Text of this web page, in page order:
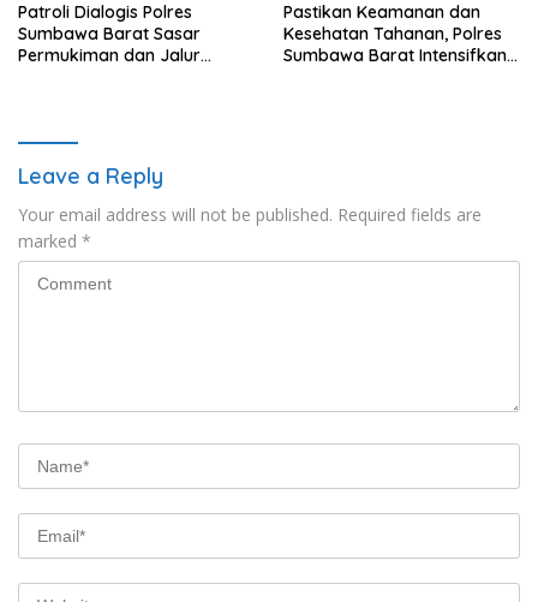
Patroli Dialogis Polres
Sumbawa Barat Sasar
Permukiman dan Jalur
Pastikan Keamanan dan
Kesehatan Tahanan, Polres
Sumbawa Barat Intensifkan
Leave a Reply
Your email address will not be published. Required fields are
marked *